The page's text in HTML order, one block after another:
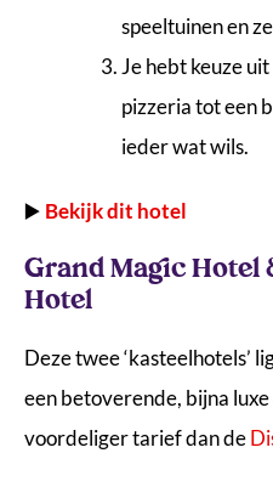
speeltuinen en
Je hebt keuze
pizzeria tot een
ieder wat wils.
▶️ Bekijk dit hotel
Grand Magic Hotel
Hotel
Deze twee ‘kasteelhotels’
een betoverende, bijna
voordeliger tarief dan de